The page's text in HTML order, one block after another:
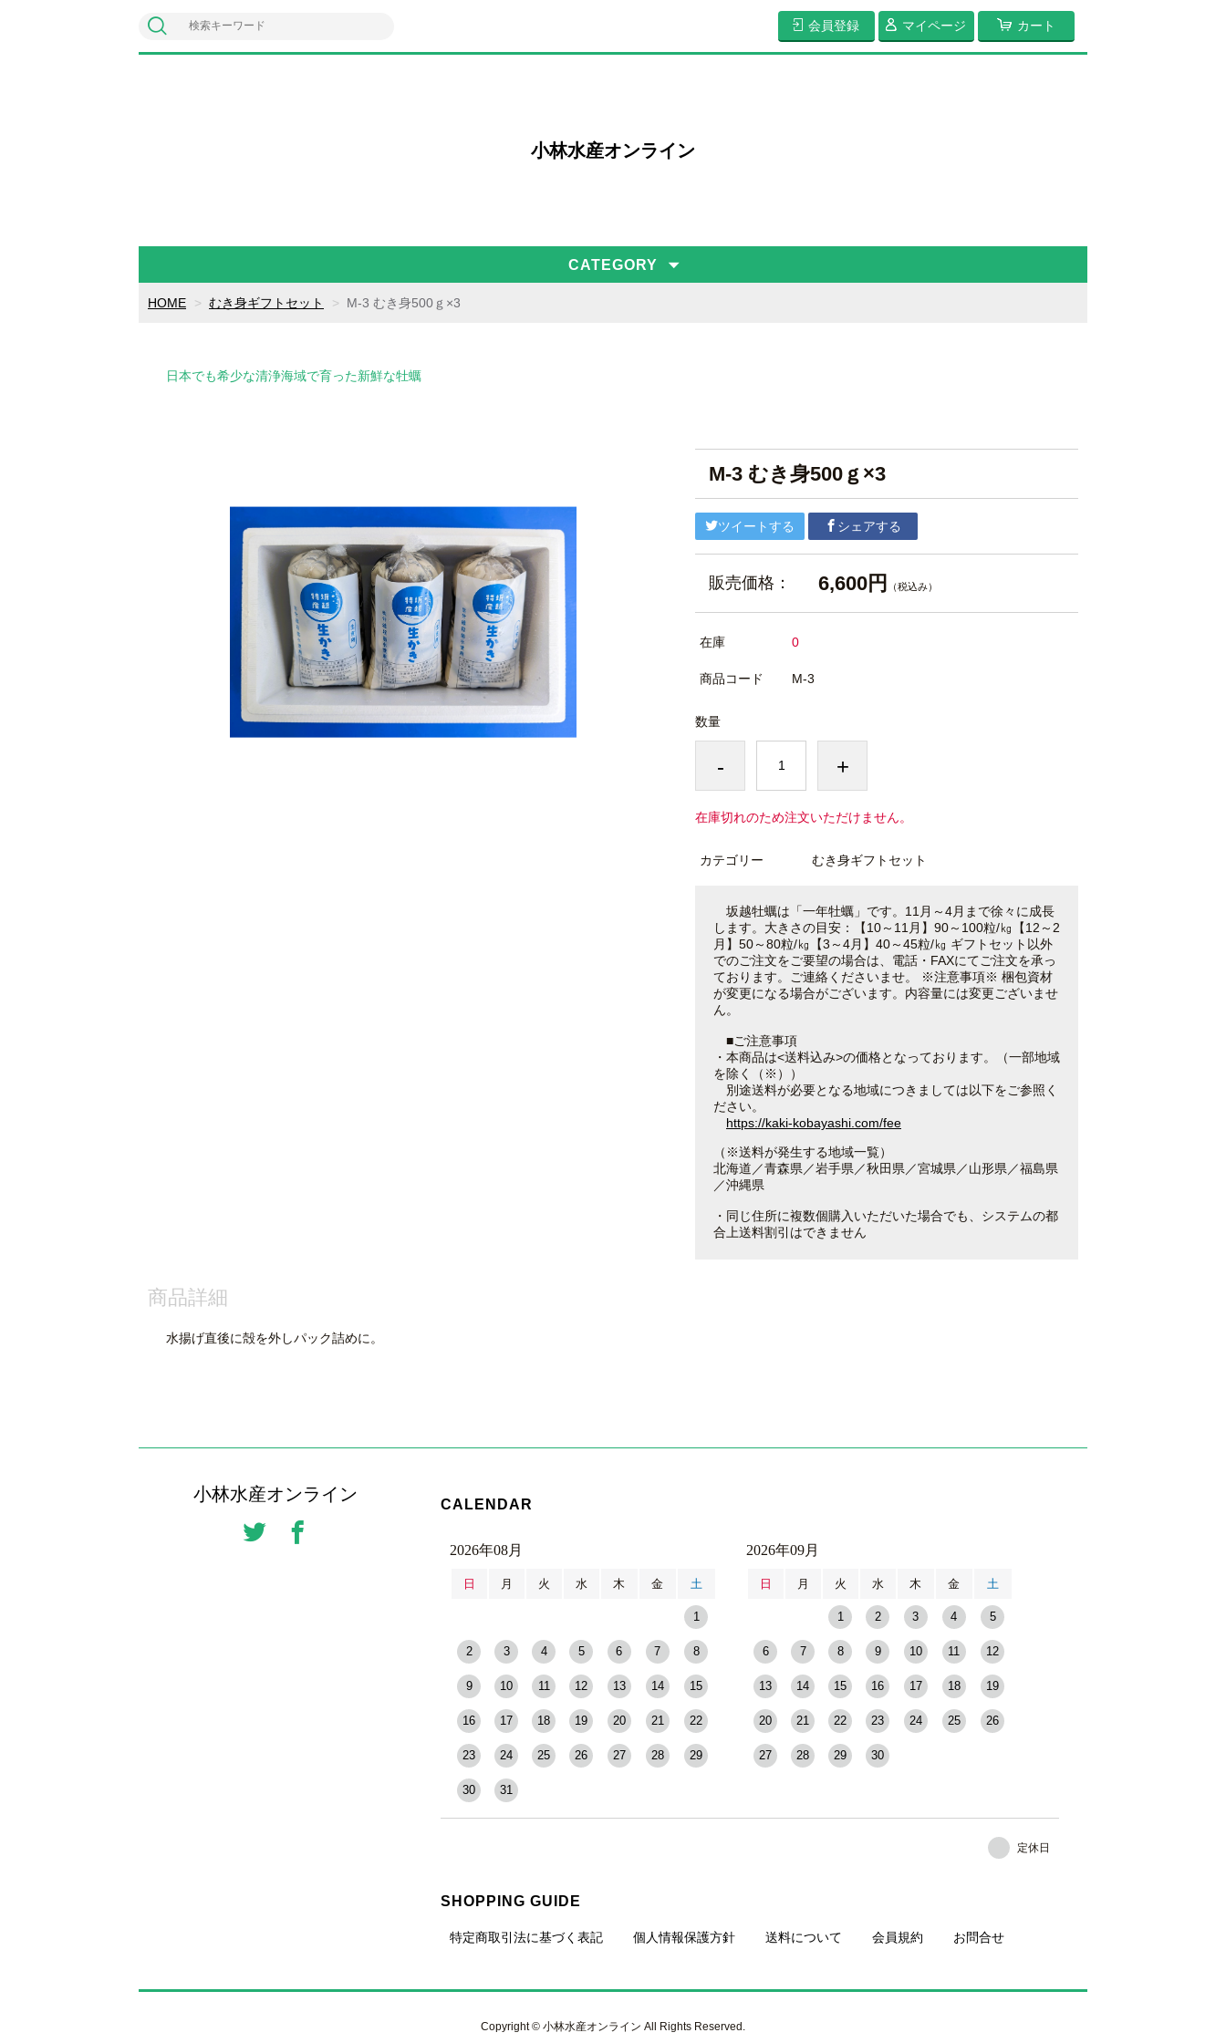
小林水産オンライン
会員登録 マイページ カート
CATEGORY
HOME むき身ギフトセット M-3 むき身500ｇ×3
日本でも希少な清浄海域で育った新鮮な牡蠣
M-3 むき身500ｇ×3
ツイートする シェアする
販売価格： 6,600円 （税込み）
在庫 0
商品コード M-3
数量
- +
在庫切れのため注文いただけません。
カテゴリー むき身ギフトセット
坂越牡蠣は「一年牡蠣」です。11月～4月まで徐々に成長
します。大きさの目安：【10～11月】90～100粒/㎏【12～2
月】50～80粒/㎏【3～4月】40～45粒/㎏ ギフトセット以外
でのご注文をご要望の場合は、電話・FAXにてご注文を承っ
ております。ご連絡くださいませ。 ※注意事項※ 梱包資材
が変更になる場合がございます。内容量には変更ございませ
ん。
■ご注意事項
・本商品は<送料込み>の価格となっております。（一部地域
を除く（※））
別途送料が必要となる地域につきましては以下をご参照く
ださい。
https://kaki-kobayashi.com/fee
（※送料が発生する地域一覧）
北海道／青森県／岩手県／秋田県／宮城県／山形県／福島県
／沖縄県
・同じ住所に複数個購入いただいた場合でも、システムの都
合上送料割引はできません
商品詳細
水揚げ直後に殻を外しパック詰めに。
小林水産オンライン
CALENDAR
2026年08月
日 月 火 水 木 金 土
1
2 3 4 5 6 7 8
9 10 11 12 13 14 15
16 17 18 19 20 21 22
23 24 25 26 27 28 29
30 31
2026年09月
日 月 火 水 木 金 土
1 2 3 4 5
6 7 8 9 10 11 12
13 14 15 16 17 18 19
20 21 22 23 24 25 26
27 28 29 30
定休日
SHOPPING GUIDE
特定商取引法に基づく表記 個人情報保護方針 送料について 会員規約 お問合せ
Copyright © 小林水産オンライン All Rights Reserved.